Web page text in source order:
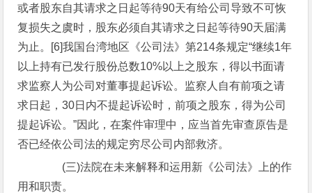
或者股东自其请求之日起等待90天有给公司导致不可恢
复损失之虞时，股东必须自其请求之日起等待90天届满
为止。[6]我国台湾地区《公司法》第214条规定“继续1年
以上持有已发行股份总数10%以上之股东，得以书面请
求监察人为公司对董事提起诉讼。监察人自有前项之请
求日起，30日内不提起诉讼时，前项之股东，得为公司
提起诉讼。”因此，在案件审理中，应当首先审查原告是
否已经依公司法的规定穷尽公司内部救济。
(三)法院在未来解释和运用新《公司法》上的作
用和职责。